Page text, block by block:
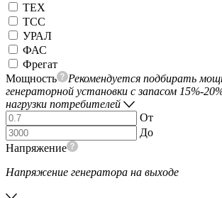
ТЕХ
ТСС
УРАЛ
ФАС
Фрегат
Мощность
Рекомендуется подбирать
генераторной установки с запасом 15%-
нагрузки потребителей
От
До
Напряжение
Напряжение генератора на выходе